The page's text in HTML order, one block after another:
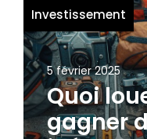
Investissement
5 février 2025
Quoi
gagner